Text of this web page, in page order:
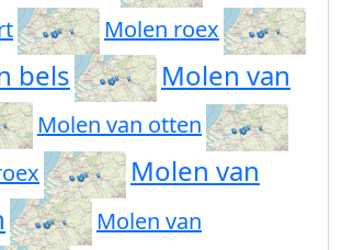
Molen roex
bels
Molen van
Molen van otten
Molen van
Molen van